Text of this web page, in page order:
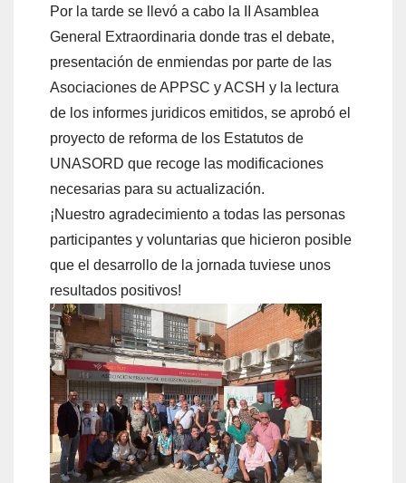
Por la tarde se llevó a cabo la II Asamblea
General Extraordinaria donde tras el debate,
presentación de enmiendas por parte de las
Asociaciones de APPSC y ACSH y la lectura
de los informes juridicos emitidos, se aprobó el
proyecto de reforma de los Estatutos de
UNASORD que recoge las modificaciones
necesarias para su actualización.
¡Nuestro agradecimiento a todas las personas
participantes y voluntarias que hicieron posible
que el desarrollo de la jornada tuviese unos
resultados positivos!